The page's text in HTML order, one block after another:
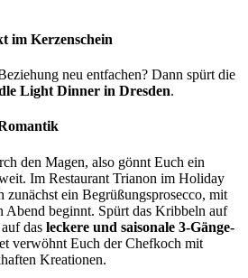
im Kerzenschein
neu entfachen? Dann spürt die
Light Dinner in Dresden.
den Magen, also gönnt Euch ein
Im Restaurant Trianon im Holiday
zunächst ein Begrüßungsprosecco, mit
Abend beginnt. Spürt das Kribbeln auf
das leckere und saisonale 3-Gänge-
verwöhnt Euch der Chefkoch mit
Kreationen.